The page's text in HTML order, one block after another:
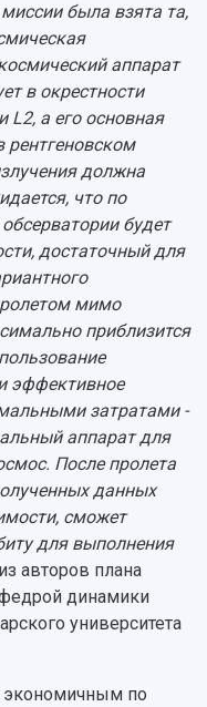
двигателей
кампус
организации
была взята та,
аппарат
в окрестности
L2, а его основная
рентгеновском
должна
что по
будет
достаточный для
мимо
приблизится
эффективное
затратами -
аппарат для
После пролета
данных
сможет
для выполнения
авторов плана
динамики
университета
экономичным по